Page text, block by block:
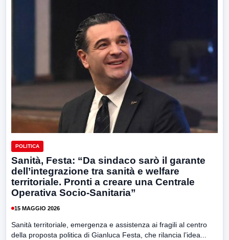
POLITICA
Sanità, Festa: “Da sindaco sarò il garante
dell’integrazione tra sanità e welfare
territoriale. Pronti a creare una Centrale
Operativa Socio-Sanitaria”
15 MAGGIO 2026
Sanità territoriale, emergenza e assistenza ai fragili al centro
della proposta politica di Gianluca Festa, che rilancia l’idea...